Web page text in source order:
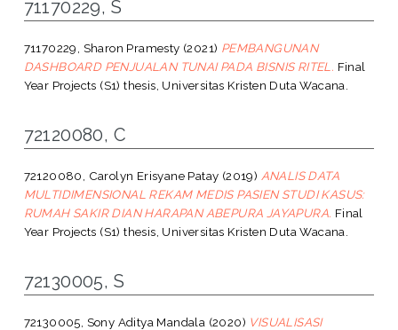
71170229, S
71170229, Sharon Pramesty (2021) PEMBANGUNAN
DASHBOARD PENJUALAN TUNAI PADA BISNIS RITEL. Final
Year Projects (S1) thesis, Universitas Kristen Duta Wacana.
72120080, C
72120080, Carolyn Erisyane Patay (2019) ANALIS DATA
MULTIDIMENSIONAL REKAM MEDIS PASIEN STUDI KASUS:
RUMAH SAKIR DIAN HARAPAN ABEPURA JAYAPURA. Final
Year Projects (S1) thesis, Universitas Kristen Duta Wacana.
72130005, S
72130005, Sony Aditya Mandala (2020) VISUALISASI